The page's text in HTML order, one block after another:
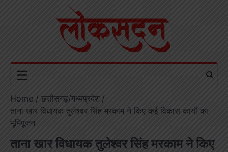
Home
छत्तीसगढ़/मध्यप्रदेश
ताना खार विधायक तुलेश्वर सिंह मरकाम ने किए कई विकास कार्यों का
भूमिपूजन
ताना खार विधायक तुलेश्वर सिंह मरकाम ने किए